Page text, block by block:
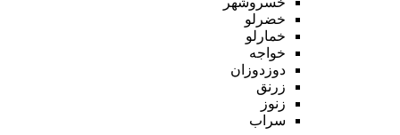
خضرلو
خمارلو
خواجه
دوزدوزان
زرنق
زنوز
سراب